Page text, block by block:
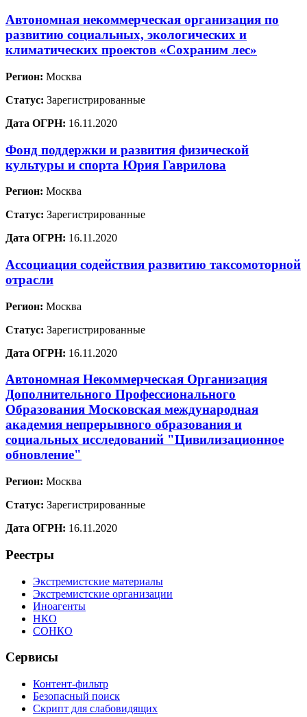
Автономная некоммерческая организация по
развитию социальных, экологических и
климатических проектов «Сохраним лес»
Регион: Москва
Статус: Зарегистрированные
Дата ОГРН: 16.11.2020
Фонд поддержки и развития физической
культуры и спорта Юрия Гаврилова
Регион: Москва
Статус: Зарегистрированные
Дата ОГРН: 16.11.2020
Ассоциация содействия развитию таксомоторной
отрасли
Регион: Москва
Статус: Зарегистрированные
Дата ОГРН: 16.11.2020
Автономная Некоммерческая Организация
Дополнительного Профессионального
Образования Московская международная
академия непрерывного образования и
социальных исследований "Цивилизационное
обновление"
Регион: Москва
Статус: Зарегистрированные
Дата ОГРН: 16.11.2020
Реестры
Экстремистские материалы
Экстремистские организации
Иноагенты
НКО
СОНКО
Сервисы
Контент-фильтр
Безопасный поиск
Скрипт для слабовидящих